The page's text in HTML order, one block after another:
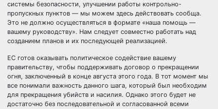
системы безопасности, улучшении работы контрольно-
пропускных пунктов — мы можем здесь действовать сообща.
Это не должно осуществляться в формате «наша помощь —
вашему руководству». Нам следует совместно работать над
созданием планов и их последующей реализацией.
ЕС готов оказывать политическое содействие вашему
правительству, чтобы поддерживать договор о прекращении
огня, заключенный в конце августа этого года. В тот момент мы
все понимали важность данного шага, который был необходим
для прекращения убийств и насилия. Однако этого будет не
достаточно без последовательной и согласованной всеми